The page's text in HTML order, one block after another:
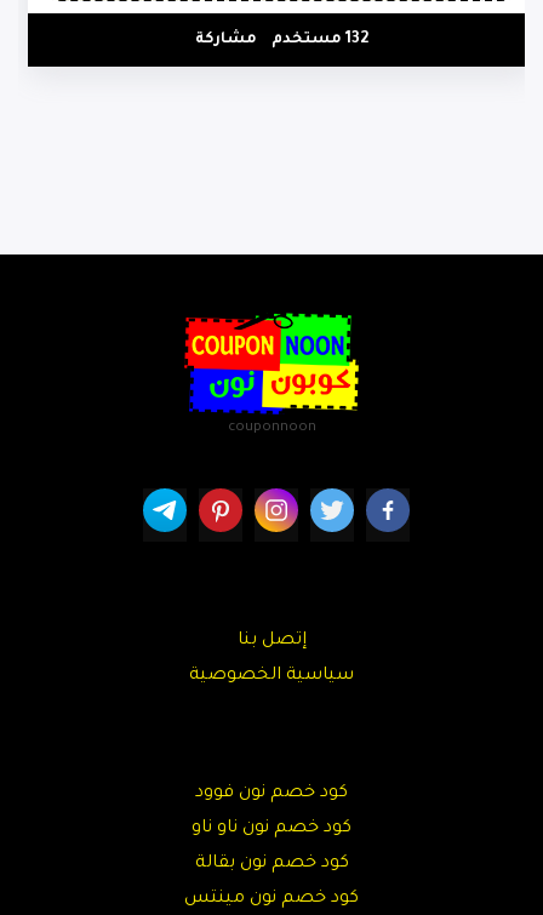
132 مستخدم مشاركة
couponnoon
إتصل بنا
سياسية الخصوصية
كود خصم نون فوود
كود خصم نون ناو ناو
كود خصم نون بقالة
كود خصم نون مينتس